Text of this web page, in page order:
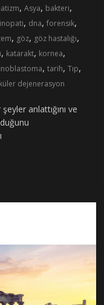
,Asya, bakteri,
, dna,forensik,
, göz, göz hastalığı,
, katarakt, kornea,
,tarih,Tıp,
dejenerasyon
anlattığını ve